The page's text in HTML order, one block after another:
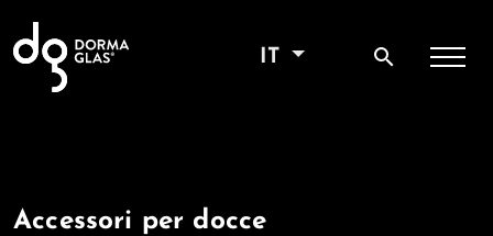
IT search
Accessori per docce